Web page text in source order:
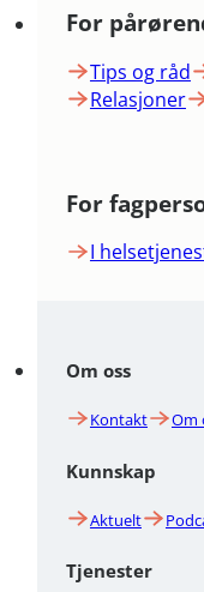
For
Tips og råd
Relasjoner
For
I
Om oss
Kontakt Om
Kunnskap
Aktuelt
Tjenester